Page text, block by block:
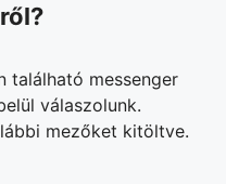
található messenger
válaszolunk.
mezőket kitöltve.